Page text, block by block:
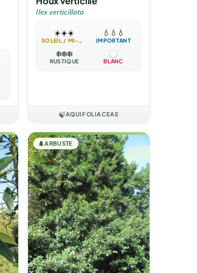
Ilex verticillata
☀️☀️☀️
SOLEIL / MI-OMBRE
💧 💧 💧
IMPORTANT
❄️❄️❄️
RUSTIQUE BLANC
🍃AQUIFOLIACEAE
🌲ARBUSTE